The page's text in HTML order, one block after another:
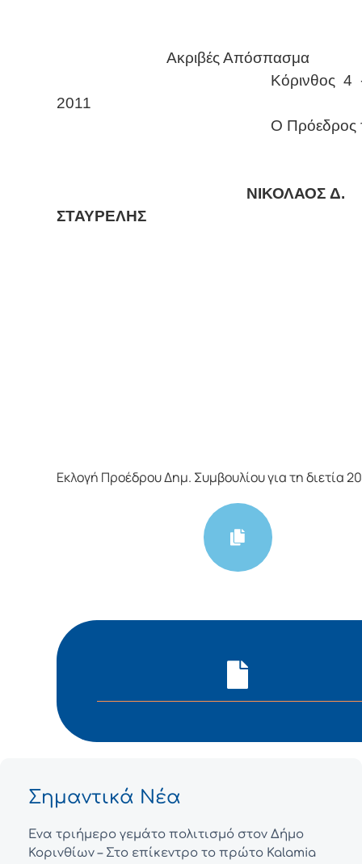
Ακριβές Απόσπασμα
Kόρινθος 4 -
2011
Ο Πρόεδρος του
ΝΙΚΟΛΑΟΣ Δ.
ΣΤΑΥΡΕΛΗΣ
Εκλογή Προέδρου Δημ. Συμβουλίου για τη διετία
Σημαντικά Νέα
Ένα τριήμερο γεμάτο πολιτισμό στον Δήμο
Κορινθίων – Στο επίκεντρο το πρώτο Kalamia